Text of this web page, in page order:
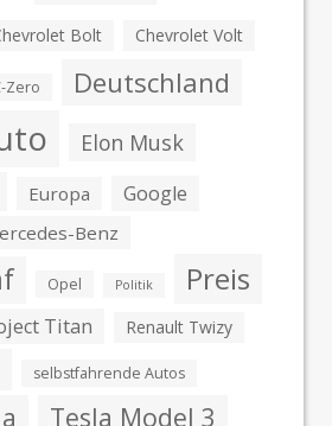
Bolt Chevrolet Volt
Zero Deutschland
Elon Musk
Europa Google
Benz
Opel Politik Preis
Titan Renault Twizy
selbstfahrende Autos
Tesla Model 3